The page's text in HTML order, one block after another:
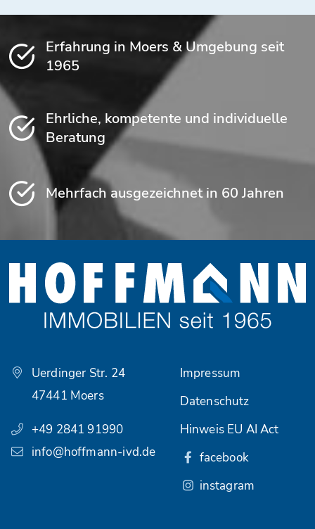
Erfahrung in Moers & Umgebung seit
1965
Ehrliche, kompetente und individuelle
Beratung
Mehrfach ausgezeichnet in 60 Jahren
Uerdinger Str. 24
47441 Moers
+49 2841 91990
info@hoffmann-ivd.de
Impressum
Datenschutz
Hinweis EU AI Act
facebook
instagram